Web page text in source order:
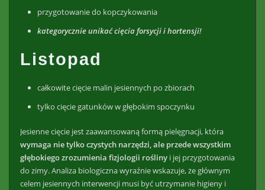
przygotowanie do kopczykowania
kategorycznie unikać cięcia forsycji i hortensji!
Listopad
całkowite cięcie malin jesiennych po zbiorach
tylko cięcie gatunków w głębokim spoczynku
Jesienne cięcie jest zaawansowaną formą pielęgnacji, która
wymaga nie tylko czystych narzędzi, ale przede wszystkim
głębokiego zrozumienia fizjologii roślinyi jej przygotowania
do zimy. Analiza biologiczna wyraźnie wskazuje, że głównym
celem jesiennych interwencji musi być utrzymanie higieny i